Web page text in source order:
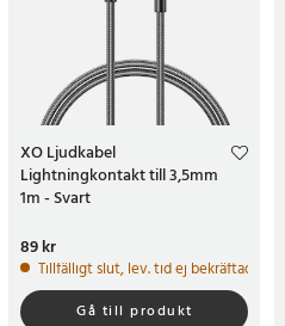
XO Ljudkabel
Lightningkontakt till 3,5mm
1m - Svart
Pris:
89 kr
Tillfälligt slut, lev. tid ej bekräftad.
Gå till produkt